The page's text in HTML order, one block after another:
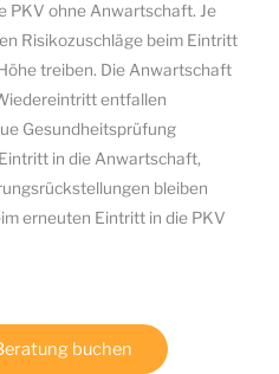
PKV ohne Anwartschaft. Je
Risikozuschläge beim Eintritt
treiben. Die Anwartschaft
entfallen
Gesundheitsprüfung
in die Anwartschaft,
bleiben
erneuten Eintritt in die PKV
buchen